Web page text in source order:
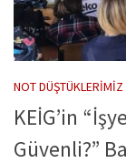
NOT DÜŞTÜKLERIMIZ
KEİG’in
Güvenli?”